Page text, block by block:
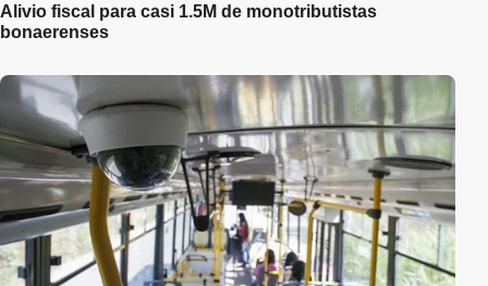
Alivio fiscal para casi 1.5M de monotributistas
bonaerenses